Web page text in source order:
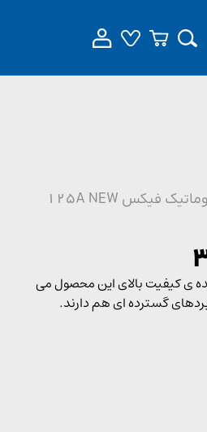
/ کلید اتوماتیک فیکس 125A NEW
دهنده ی کیفیت بالای این محصول می
گسترده ای هم دارند.